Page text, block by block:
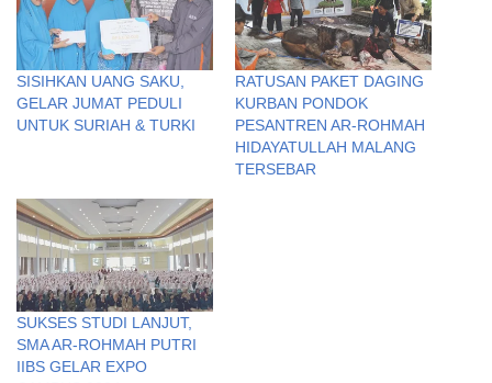
SISIHKAN UANG SAKU,
GELAR JUMAT PEDULI
UNTUK SURIAH & TURKI
RATUSAN PAKET DAGING
KURBAN PONDOK
PESANTREN AR-ROHMAH
HIDAYATULLAH MALANG
TERSEBAR
SUKSES STUDI LANJUT,
SMA AR-ROHMAH PUTRI
IIBS GELAR EXPO